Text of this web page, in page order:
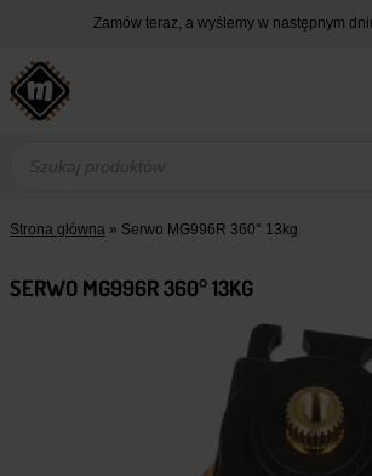
treści
Zamów teraz, a wyślemy w następnym
produktów
Strona główna » Serwo MG996R 360° 13kg
SERWO MG996R 360° 13KG